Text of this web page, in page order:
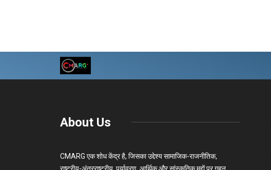
About Us
CMARG एक शोध केंद्र है, जिसका उद्देश्य सामाजिक-राजनीतिक,
राष्ट्रीय-अंतरराष्ट्रीय, पर्यावरण, आर्थिक और सांस्कृतिक मुद्दों पर गहन